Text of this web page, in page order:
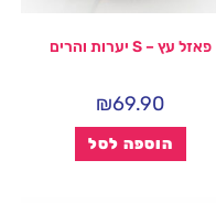
פאזל עץ – S יערות והרים
₪69.90
הוספה לסל